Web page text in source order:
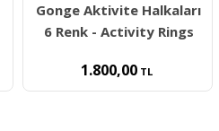
Gonge Aktivite Halkaları
6 Renk - Activity Rings
1.800,00TL